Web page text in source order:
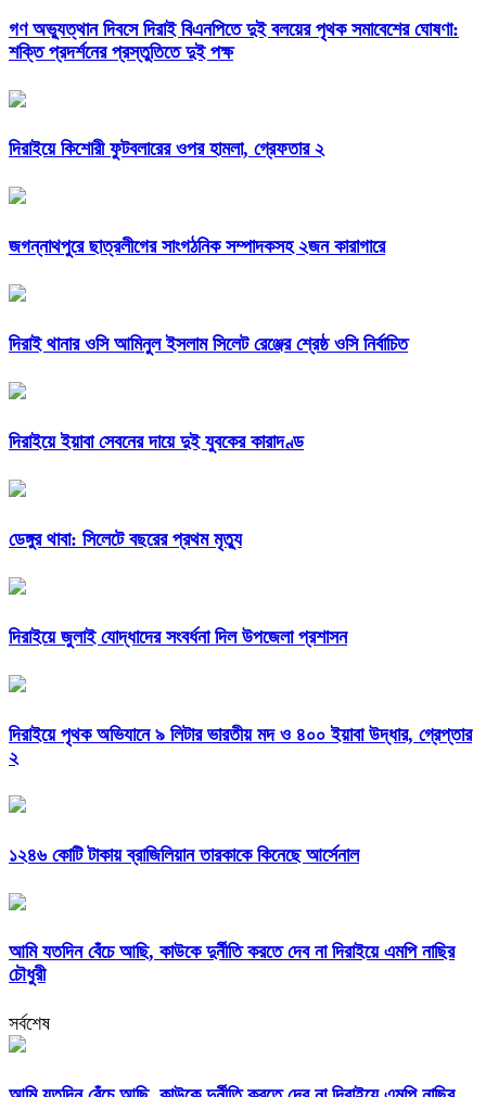
গণ অভ্যুত্থান দিবসে দিরাই বিএনপিতে দুই বলয়ের পৃথক সমাবেশের ঘোষণা:
শক্তি প্রদর্শনের প্রস্তুতিতে দুই পক্ষ
দিরাইয়ে কিশোরী ফুটবলারের ওপর হামলা, গ্রেফতার ২
জগন্নাথপুরে ছাত্রলীগের সাংগঠনিক সম্পাদকসহ ২জন কারাগারে
দিরাই থানার ওসি আমিনুল ইসলাম সিলেট রেঞ্জের শ্রেষ্ঠ ওসি নির্বাচিত
দিরাইয়ে ইয়াবা সেবনের দায়ে দুই যুবকের কারাদণ্ড
ডেঙ্গুর থাবা: সিলেটে বছরের প্রথম মৃত্যু
দিরাইয়ে জুলাই যোদ্ধাদের সংবর্ধনা দিল উপজেলা প্রশাসন
দিরাইয়ে পৃথক অভিযানে ৯ লিটার ভারতীয় মদ ও ৪০০ ইয়াবা উদ্ধার, গ্রেপ্তার
২
১২৪৬ কোটি টাকায় ব্রাজিলিয়ান তারকাকে কিনেছে আর্সেনাল
আমি যতদিন বেঁচে আছি, কাউকে দুর্নীতি করতে দেব না দিরাইয়ে এমপি নাছির
চৌধুরী
সর্বশেষ